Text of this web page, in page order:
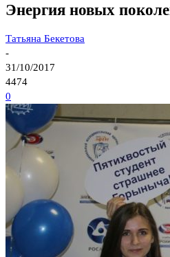
Энергия новых
Татьяна Бекетова
-
31/10/2017
4474
0